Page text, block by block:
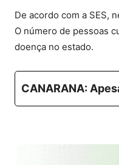
De acordo com a SES,
O número de pessoas
doença no estado.
CANARANA: